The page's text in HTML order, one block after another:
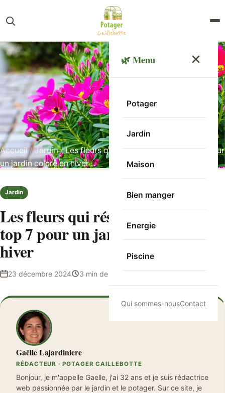
🌿 Menu
Potager
Jardin
Maison
Bien manger
Energie
Piscine
Qui sommes-nousContact
Accueil / Jardin/ Les fleurs qui résistent au froid : top 7 pour
un jardin coloré en hiver
Jardin
Les fleurs qui résistent au froid :
top 7 pour un jardin coloré en
hiver
23 décembre 2024 3 min de lecture
Gaëlle Lajardiniere
RÉDACTEUR · POTAGER CAILLEBOTTE
Bonjour, je m'appelle Gaelle, j'ai 32 ans et je suis rédactrice
web passionnée par le jardin et le potager. Sur ce site, je